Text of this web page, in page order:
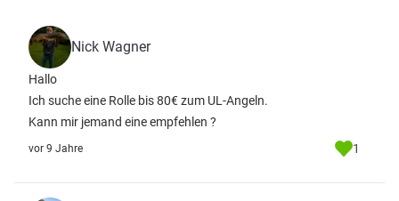
Nick Wagner
Hallo
Ich suche eine Rolle bis 80€ zum UL-Angeln.
Kann mir jemand eine empfehlen ?
vor 9 Jahre 1